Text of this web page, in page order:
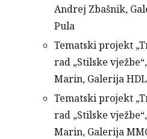
Andrej Zbašnik,
Pula
Tematski projekt
rad „Stilske
Marin, Galerija
Tematski projekt
rad „Stilske
Marin, Galerija